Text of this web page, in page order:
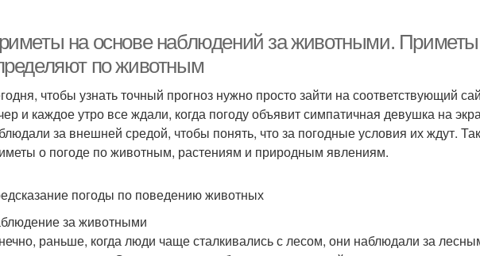
на основе наблюдений за животными. Приметы
по животным
чтобы узнать точный прогноз нужно просто зайти на соответствующий
и каждое утро все ждали, когда погоду объявит симпатичная девушка на
за внешней средой, чтобы понять, что за погодные условия их ждут.
о погоде по животным, растениям и природным явлениям.
погоды по поведению животных
за животными
раньше, когда люди чаще сталкивались с лесом, они наблюдали за